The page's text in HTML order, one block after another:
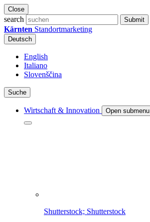
Close
search Submit
Kärnten Standortmarketing
Deutsch
English
Italiano
Slovenščina
Suche
Wirtschaft & Innovation Open submenu
Shutterstock; Shutterstock